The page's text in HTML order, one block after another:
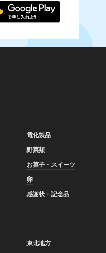
電化製品
野菜類
お菓子・スイーツ
卵
感謝状・記念品
東北地方